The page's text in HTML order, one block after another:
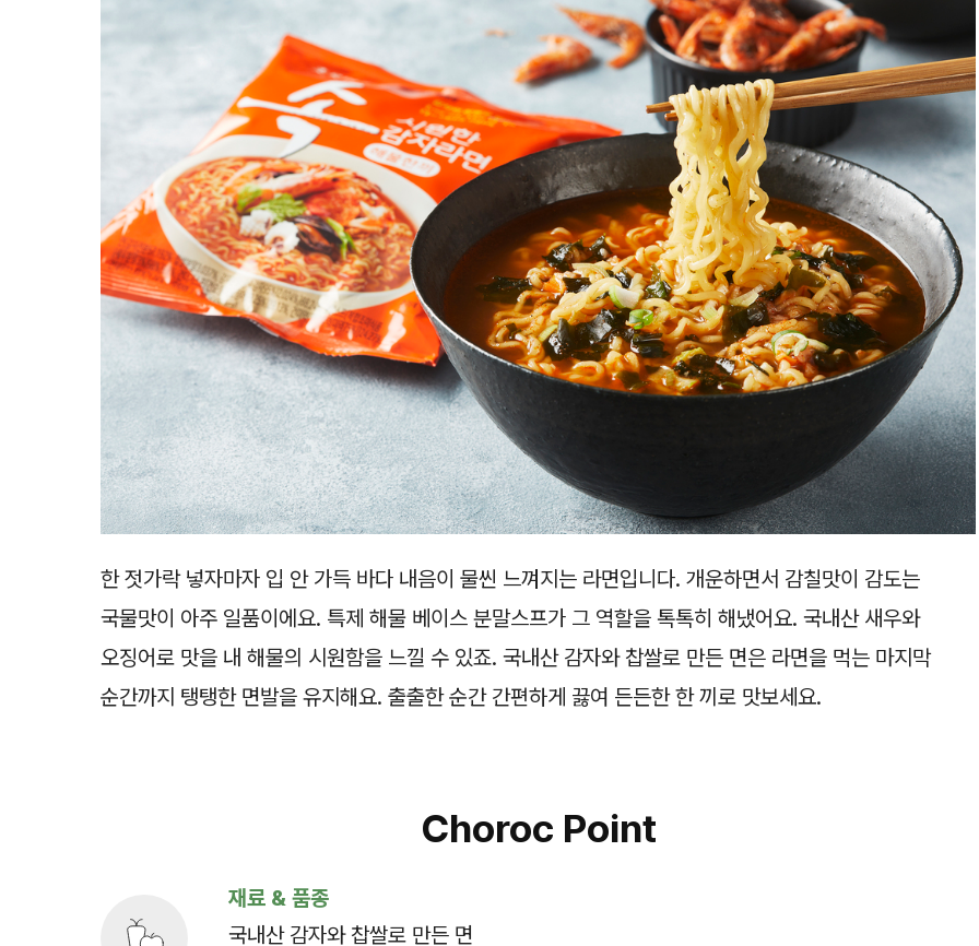
한 젓가락 넣자마자 입 안 가득 바다 내음이 물씬 느껴지는 라면입니다. 개운하면서 감칠맛이 감도는
국물맛이 아주 일품이에요. 특제 해물 베이스 분말스프가 그 역할을 톡톡히 해냈어요. 국내산 새우와
오징어로 맛을 내 해물의 시원함을 느낄 수 있죠. 국내산 감자와 찹쌀로 만든 면은 라면을 먹는 마지막
순간까지 탱탱한 면발을 유지해요. 출출한 순간 간편하게 끓여 든든한 한 끼로 맛보세요.
Choroc Point
재료 & 품종
국내산 감자와 찹쌀로 만든 면